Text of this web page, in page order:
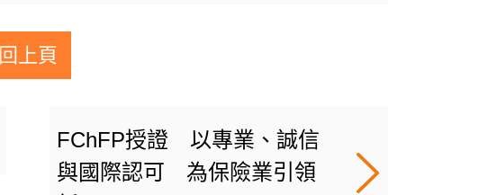
回上頁
FChFP授證 以專業、誠信
與國際認可 為保險業引領